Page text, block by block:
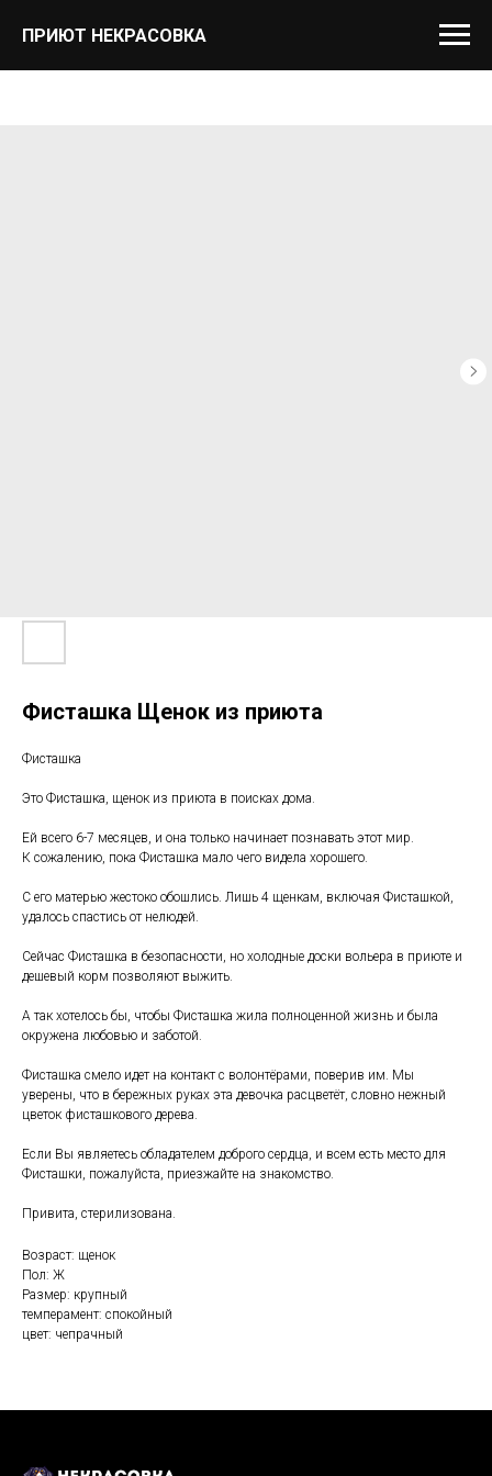
ПРИЮТ НЕКРАСОВКА
Фисташка Щенок из приюта
Фисташка
Это Фисташка, щенок из приюта в поисках дома.
Ей всего 6-7 месяцев, и она только начинает познавать этот мир.
К сожалению, пока Фисташка мало чего видела хорошего.
С его матерью жестоко обошлись. Лишь 4 щенкам, включая Фисташкой,
удалось спастись от нелюдей.
Сейчас Фисташка в безопасности, но холодные доски вольера в приюте и
дешевый корм позволяют выжить.
А так хотелось бы, чтобы Фисташка жила полноценной жизнь и была
окружена любовью и заботой.
Фисташка смело идет на контакт с волонтёрами, поверив им. Мы
уверены, что в бережных руках эта девочка расцветёт, словно нежный
цветок фисташкового дерева.
Если Вы являетесь обладателем доброго сердца, и всем есть место для
Фисташки, пожалуйста, приезжайте на знакомство.
Привита, стерилизована.
Возраст: щенок
Пол: Ж
Размер: крупный
темперамент: спокойный
цвет: чепрачный